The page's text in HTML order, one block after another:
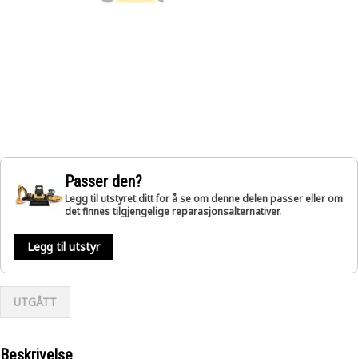
Passer den?
Legg til utstyret ditt for å se om denne delen passer eller om
det finnes tilgjengelige reparasjonsalternativer.
Legg til utstyr
UTGÅTT
Beskrivelse